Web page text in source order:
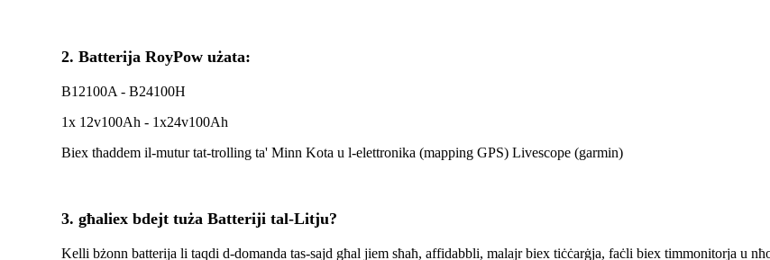
2. Batterija RoyPow użata:
B12100A - B24100H
1x 12v100Ah - 1x24v100Ah
Biex tħaddem il-mutur tat-trolling ta' Minn Kota u l-elettronika (mapping GPS) Livescope (garmin)
3. għaliex bdejt tuża Batteriji tal-Litju?
Kelli bżonn batterija li taqdi d-domanda tas-sajd għal jiem sħaħ, affidabbli, malajr biex tiċċarġja, faċli biex timmonitorja u